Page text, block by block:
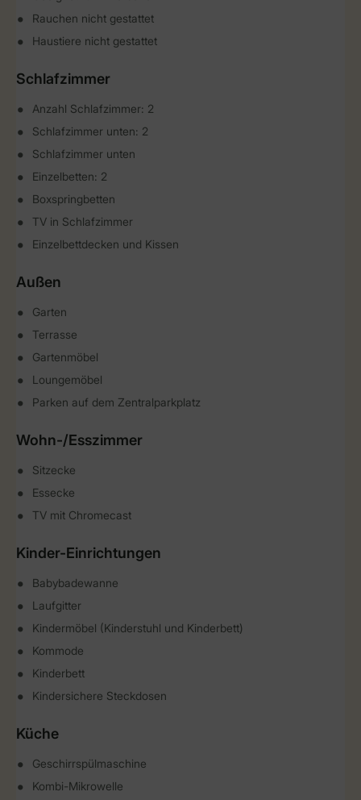
Rauchen nicht gestattet
Haustiere nicht gestattet
Schlafzimmer
Anzahl Schlafzimmer: 2
Schlafzimmer unten: 2
Schlafzimmer unten
Einzelbetten: 2
Boxspringbetten
TV in Schlafzimmer
Einzelbettdecken und Kissen
Außen
Garten
Terrasse
Gartenmöbel
Loungemöbel
Parken auf dem Zentralparkplatz
Wohn-/Esszimmer
Sitzecke
Essecke
TV mit Chromecast
Kinder-Einrichtungen
Babybadewanne
Laufgitter
Kindermöbel (Kinderstuhl und Kinderbett)
Kommode
Kinderbett
Kindersichere Steckdosen
Küche
Geschirrspülmaschine
Kombi-Mikrowelle